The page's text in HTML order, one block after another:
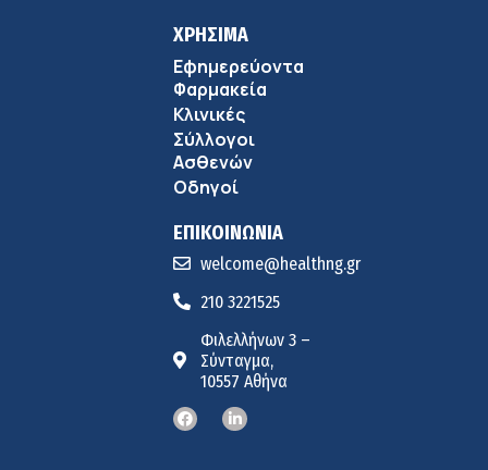
ΧΡΗΣΙΜΑ
Εφημερεύοντα
Φαρμακεία
Κλινικές
Σύλλογοι
Ασθενών
Οδηγοί
ΕΠΙΚΟΙΝΩΝΙΑ
welcome@healthng.gr
210 3221525
Φιλελλήνων 3 –
Σύνταγμα,
10557 Αθήνα